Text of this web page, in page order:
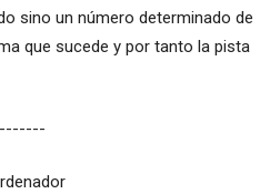
sino un número determinado de
que sucede y por tanto la pista